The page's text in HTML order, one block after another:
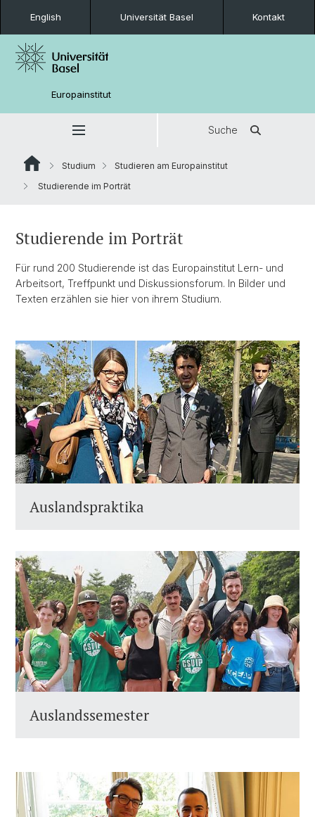
English Universität Basel Kontakt
Europainstitut
Suche
Studium
Studieren am Europainstitut
Studierende im Porträt
Studierende im Porträt
Für rund 200 Studierende ist das Europainstitut Lern- und
Arbeitsort, Treffpunkt und Diskussionsforum. In Bilder und
Texten erzählen sie hier von ihrem Studium.
Auslandspraktika
Auslandssemester